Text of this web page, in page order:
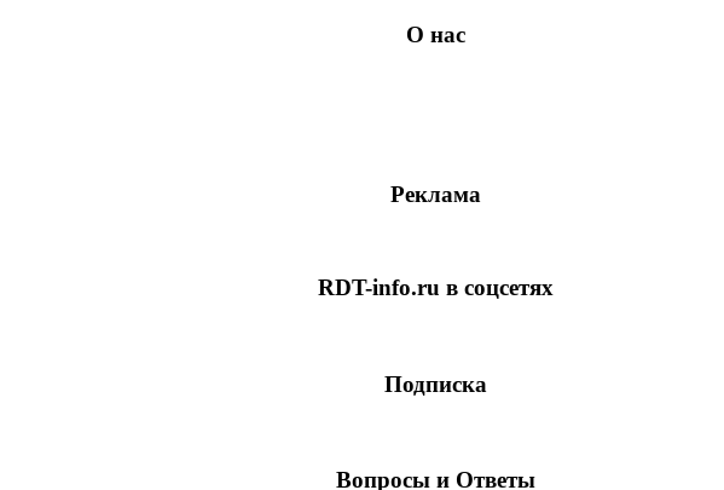
О нас
Реклама
RDT-info.ru в соцсетях
Подписка
Вопросы и Ответы